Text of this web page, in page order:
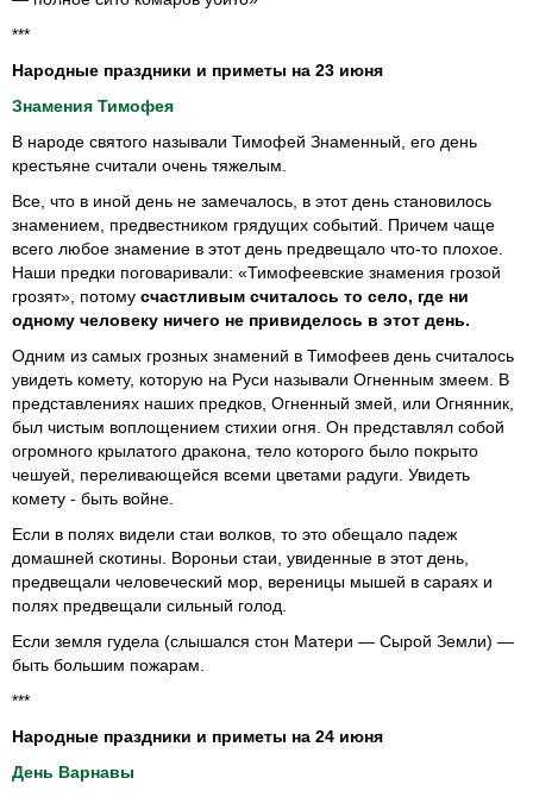
***
Народные праздники и приметы на 23 июня
Знамения Тимофея
В народе святого называли Тимофей Знаменный, его день
крестьяне считали очень тяжелым.
Все, что в иной день не замечалось, в этот день становилось
знамением, предвестником грядущих событий. Причем чаще
всего любое знамение в этот день предвещало что-то плохое.
Наши предки поговаривали: «Тимофеевские знамения грозой
грозят», потому счастливым считалось то село, где ни
одному человеку ничего не привиделось в этот день.
Одним из самых грозных знамений в Тимофеев день считалось
увидеть комету, которую на Руси называли Огненным змеем. В
представлениях наших предков, Огненный змей, или Огнянник,
был чистым воплощением стихии огня. Он представлял собой
огромного крылатого дракона, тело которого было покрыто
чешуей, переливающейся всеми цветами радуги. Увидеть
комету - быть войне.
Если в полях видели стаи волков, то это обещало падеж
домашней скотины. Вороньи стаи, увиденные в этот день,
предвещали человеческий мор, вереницы мышей в сараях и
полях предвещали сильный голод.
Если земля гудела (слышался стон Матери — Сырой Земли) —
быть большим пожарам.
***
Народные праздники и приметы на 24 июня
День Варнавы